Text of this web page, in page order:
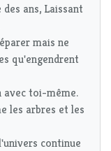
ans, Laissant
mais ne
qu'engendrent
avec toi-même.
les arbres et les
continue